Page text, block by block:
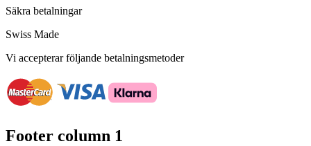
Säkra betalningar
Swiss Made
Vi accepterar följande betalningsmetoder
Footer column 1